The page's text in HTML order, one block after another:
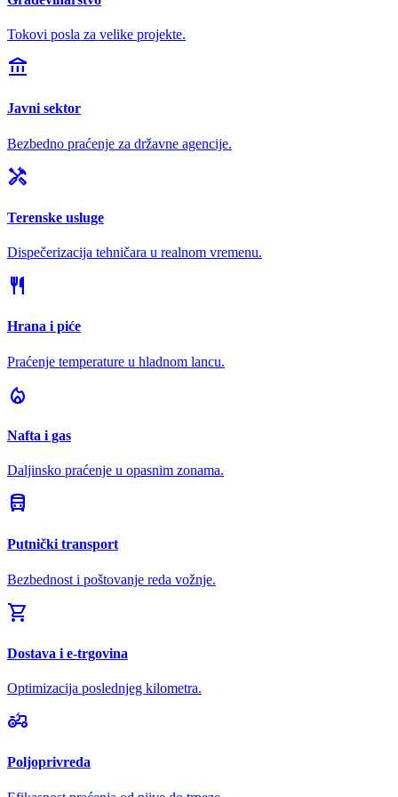
Tokovi posla za velike projekte.
account_balance
Javni sektor
Bezbedno praćenje za državne agencije.
handyman
Terenske usluge
Dispečerizacija tehničara u realnom vremenu.
restaurant
Hrana i piće
Praćenje temperature u hladnom lancu.
local_fire_department
Nafta i gas
Daljinsko praćenje u opasnim zonama.
directions_bus
Putnički transport
Bezbednost i poštovanje reda vožnje.
shopping_cart
Dostava i e-trgovina
Optimizacija poslednjeg kilometra.
agriculture
Poljoprivreda